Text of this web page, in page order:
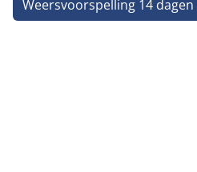
Weersvoorspelling 14 dagen